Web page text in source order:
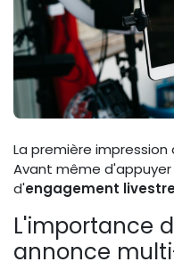
La première
Avant même d'appuyer
d'engagement
L'importance
annonce